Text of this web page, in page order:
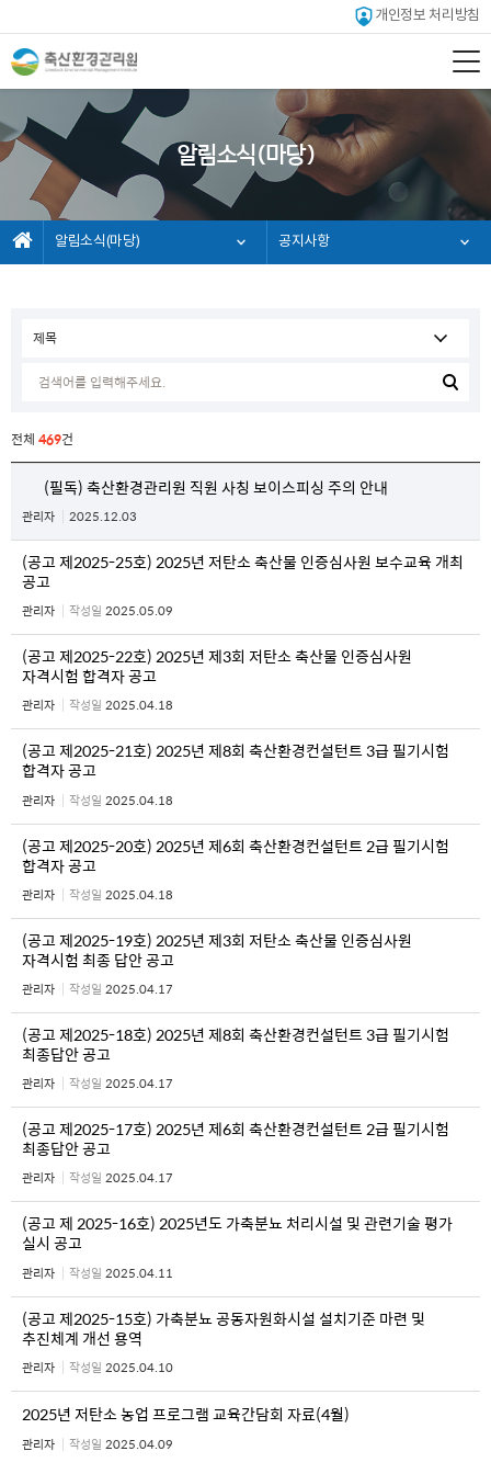
개인정보 처리방침
알림소식(마당)
알림소식(마당) 공지사항
전체 469건
(필독) 축산환경관리원 직원 사칭 보이스피싱 주의 안내
관리자 2025.12.03
(공고 제2025-25호) 2025년 저탄소 축산물 인증심사원 보수교육 개최
공고
관리자 작성일 2025.05.09
(공고 제2025-22호) 2025년 제3회 저탄소 축산물 인증심사원
자격시험 합격자 공고
관리자 작성일 2025.04.18
(공고 제2025-21호) 2025년 제8회 축산환경컨설턴트 3급 필기시험
합격자 공고
관리자 작성일 2025.04.18
(공고 제2025-20호) 2025년 제6회 축산환경컨설턴트 2급 필기시험
합격자 공고
관리자 작성일 2025.04.18
(공고 제2025-19호) 2025년 제3회 저탄소 축산물 인증심사원
자격시험 최종 답안 공고
관리자 작성일 2025.04.17
(공고 제2025-18호) 2025년 제8회 축산환경컨설턴트 3급 필기시험
최종답안 공고
관리자 작성일 2025.04.17
(공고 제2025-17호) 2025년 제6회 축산환경컨설턴트 2급 필기시험
최종답안 공고
관리자 작성일 2025.04.17
(공고 제 2025-16호) 2025년도 가축분뇨 처리시설 및 관련기술 평가
실시 공고
관리자 작성일 2025.04.11
(공고 제2025-15호) 가축분뇨 공동자원화시설 설치기준 마련 및
추진체계 개선 용역
관리자 작성일 2025.04.10
2025년 저탄소 농업 프로그램 교육간담회 자료(4월)
관리자 작성일 2025.04.09